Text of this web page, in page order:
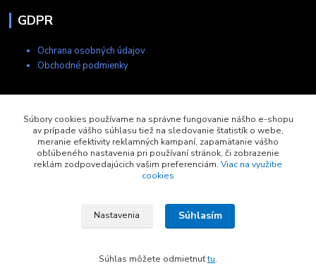
GDPR
Ochrana osobných údajov
Obchodné podmienky
Kontakty
+421 903 704 275
8:00-17:00
Súbory cookies používame na správne fungovanie nášho e-shopu
av prípade vášho súhlasu tiež na sledovanie štatistík o webe,
meranie efektivity reklamných kampaní, zapamätanie vášho
obľúbeného nastavenia pri používaní stránok, či zobrazenie
reklám zodpovedajúcich vašim preferenciám. Viac na využitie
cookies
Nastavenia Súhlasím
Súhlas môžete odmietnuťtu.